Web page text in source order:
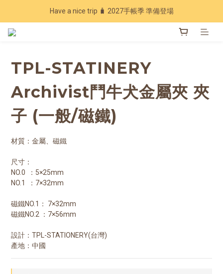
Have a nice trip 🧳 2027手帳季 準備登場
Have a nice trip 🧳 2027手帳季 準備登場
TPL-STATINERY
Archivist鬥牛犬金屬夾 夾
子 (一般/磁鐵)
材質：金屬、磁鐵
尺寸：
NO.0  ：5×25mm
NO.1  ：7×32mm
磁鐵NO.1： 7×32mm
磁鐵NO.2 ：7×56mm
設計：TPL-STATIONERY(台灣)
產地：中國